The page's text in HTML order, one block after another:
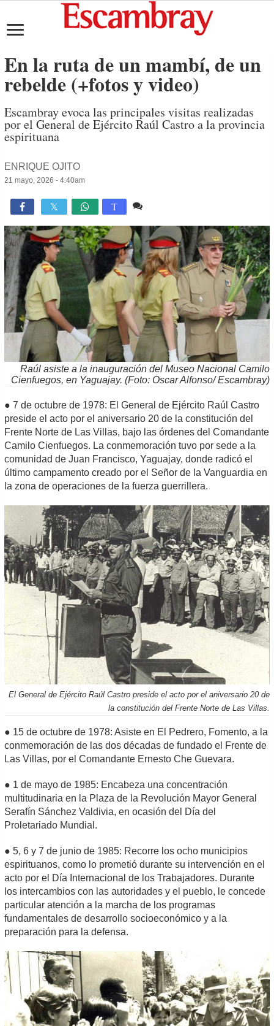
En la ruta de un mambí, de un
rebelde (+fotos y video)
Escambray evoca las principales visitas realizadas
por el General de Ejército Raúl Castro a la provincia
espirituana
ENRIQUE OJITO
21 mayo, 2026 - 4:40am
 T
Raúl asiste a la inauguración del Museo Nacional Camilo
Cienfuegos, en Yaguajay. (Foto: Oscar Alfonso/ Escambray)
● 7 de octubre de 1978: El General de Ejército Raúl Castro
preside el acto por el aniversario 20 de la constitución del
Frente Norte de Las Villas, bajo las órdenes del Comandante
Camilo Cienfuegos. La conmemoración tuvo por sede a la
comunidad de Juan Francisco, Yaguajay, donde radicó el
último campamento creado por el Señor de la Vanguardia en
la zona de operaciones de la fuerza guerrillera.
El General de Ejército Raúl Castro preside el acto por el aniversario 20 de
la constitución del Frente Norte de Las Villas.
● 15 de octubre de 1978: Asiste en El Pedrero, Fomento, a la
conmemoración de las dos décadas de fundado el Frente de
Las Villas, por el Comandante Ernesto Che Guevara.
● 1 de mayo de 1985: Encabeza una concentración
multitudinaria en la Plaza de la Revolución Mayor General
Serafín Sánchez Valdivia, en ocasión del Día del
Proletariado Mundial.
● 5, 6 y 7 de junio de 1985: Recorre los ocho municipios
espirituanos, como lo prometió durante su intervención en el
acto por el Día Internacional de los Trabajadores. Durante
los intercambios con las autoridades y el pueblo, le concede
particular atención a la marcha de los programas
fundamentales de desarrollo socioeconómico y a la
preparación para la defensa.